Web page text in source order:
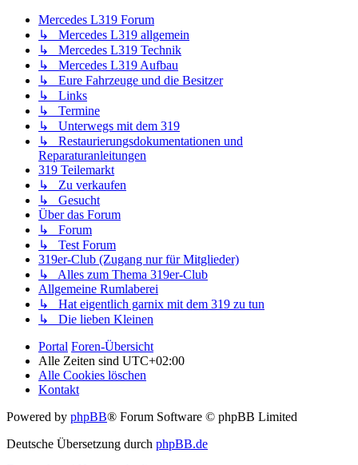
Mercedes L319 Forum
↳ Mercedes L319 allgemein
↳ Mercedes L319 Technik
↳ Mercedes L319 Aufbau
↳ Eure Fahrzeuge und die Besitzer
↳ Links
↳ Termine
↳ Unterwegs mit dem 319
↳ Restaurierungsdokumentationen und
Reparaturanleitungen
319 Teilemarkt
↳ Zu verkaufen
↳ Gesucht
Über das Forum
↳ Forum
↳ Test Forum
319er-Club (Zugang nur für Mitglieder)
↳ Alles zum Thema 319er-Club
Allgemeine Rumlaberei
↳ Hat eigentlich garnix mit dem 319 zu tun
↳ Die lieben Kleinen
Portal Foren-Übersicht
Alle Zeiten sind UTC+02:00
Alle Cookies löschen
Kontakt
Powered by phpBB® Forum Software © phpBB Limited
Deutsche Übersetzung durch phpBB.de